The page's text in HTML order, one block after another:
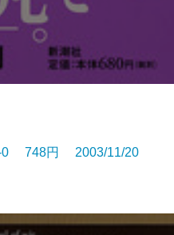
0 748円 2003/11/20